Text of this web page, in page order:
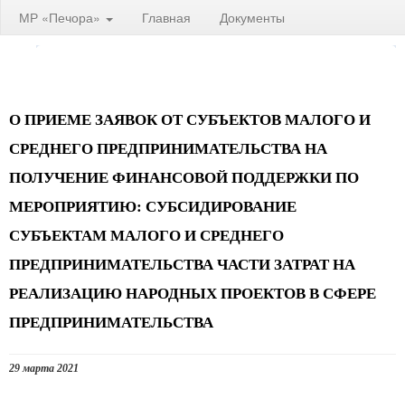
МР «Печора» Главная Документы
О ПРИЕМЕ ЗАЯВОК ОТ СУБЪЕКТОВ МАЛОГО И
СРЕДНЕГО ПРЕДПРИНИМАТЕЛЬСТВА НА
ПОЛУЧЕНИЕ ФИНАНСОВОЙ ПОДДЕРЖКИ ПО
МЕРОПРИЯТИЮ: СУБСИДИРОВАНИЕ
СУБЪЕКТАМ МАЛОГО И СРЕДНЕГО
ПРЕДПРИНИМАТЕЛЬСТВА ЧАСТИ ЗАТРАТ НА
РЕАЛИЗАЦИЮ НАРОДНЫХ ПРОЕКТОВ В СФЕРЕ
ПРЕДПРИНИМАТЕЛЬСТВА
29 марта 2021